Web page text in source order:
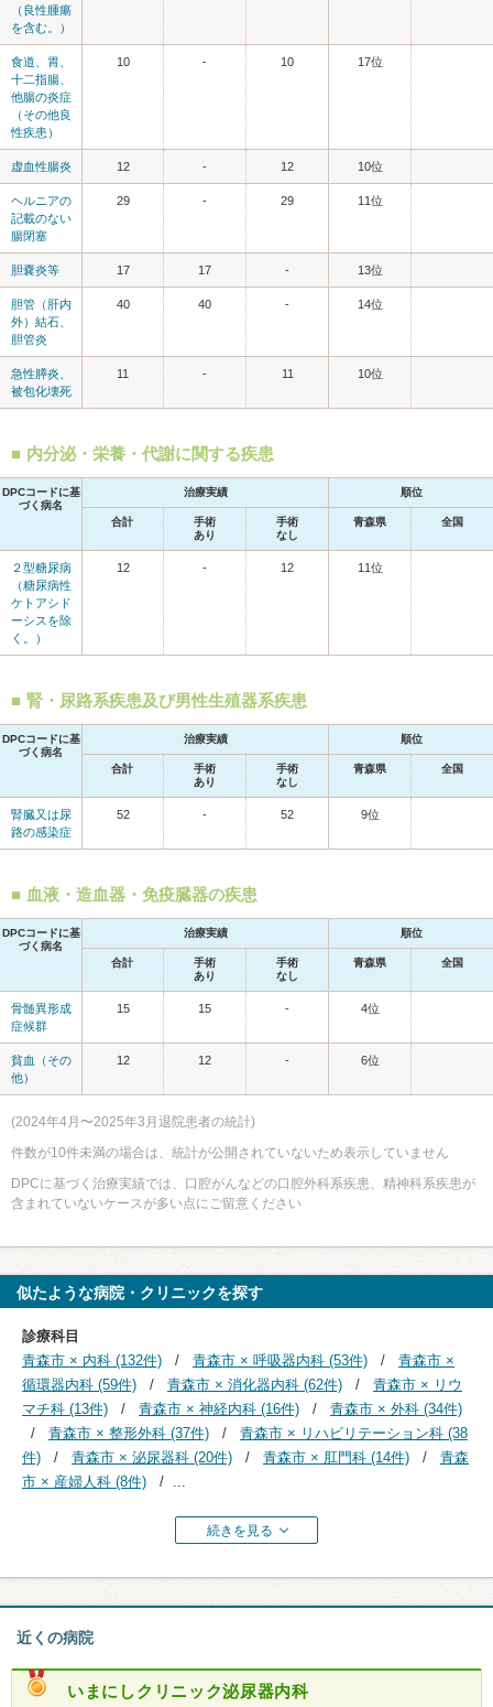
（良性腫瘍
を含む。）
食道、胃、
十二指腸、
他腸の炎症
（その他良
性疾患）
10 - 10 17位
虚血性腸炎 12 - 12 10位
ヘルニアの
記載のない
腸閉塞
29 - 29 11位
胆嚢炎等 17 17 - 13位
胆管（肝内
外）結石、
胆管炎
40 40 - 14位
急性膵炎、
被包化壊死
11 - 11 10位
内分泌・栄養・代謝に関する疾患
DPCコードに基
づく病名
治療実績 順位
合計
手術
あり
手術
なし
青森県 全国
２型糖尿病
（糖尿病性
ケトアシド
ーシスを除
く。）
12 - 12 11位
腎・尿路系疾患及び男性生殖器系疾患
DPCコードに基
づく病名
治療実績 順位
合計
手術
あり
手術
なし
青森県 全国
腎臓又は尿
路の感染症
52 - 52 9位
血液・造血器・免疫臓器の疾患
DPCコードに基
づく病名
治療実績 順位
合計
手術
あり
手術
なし
青森県 全国
骨髄異形成
症候群
15 15 - 4位
貧血（その
他）
12 12 - 6位
(2024年4月〜2025年3月退院患者の統計)
件数が10件未満の場合は、統計が公開されていないため表示していません
DPCに基づく治療実績では、口腔がんなどの口腔外科系疾患、精神科系疾患が
含まれていないケースが多い点にご留意ください
似たような病院・クリニックを探す
診療科目
青森市 × 内科 (132件)
青森市 × 呼吸器内科 (53件)
青森市 ×
循環器内科 (59件)
青森市 × 消化器内科 (62件)
青森市 × リウ
マチ科 (13件)
青森市 × 神経内科 (16件)
青森市 × 外科 (34件)
青森市 × 整形外科 (37件)
青森市 × リハビリテーション科 (38
件)
青森市 × 泌尿器科 (20件) 青森市 × 肛門科 (14件)
青森
市 × 産婦人科 (8件)
続きを見る
近くの病院
いまにしクリニック泌尿器内科